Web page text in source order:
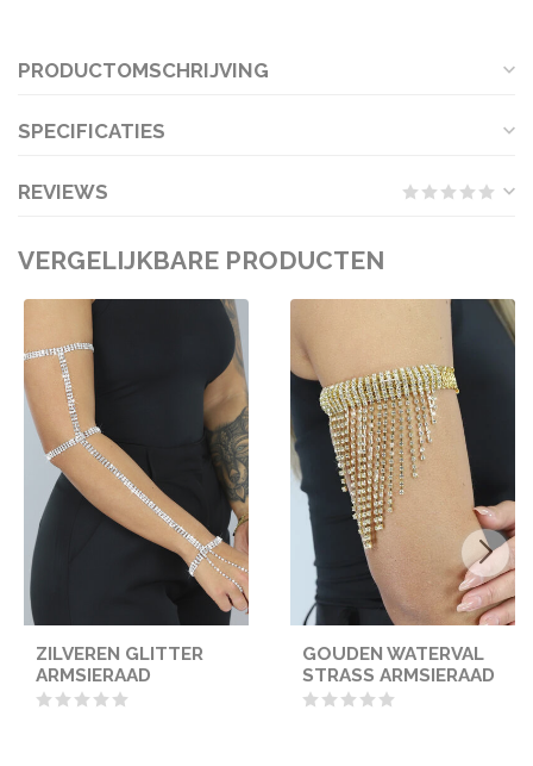
PRODUCTOMSCHRIJVING
SPECIFICATIES
REVIEWS
VERGELIJKBARE PRODUCTEN
ZILVEREN GLITTER
ARMSIERAAD
GOUDEN WATERVAL
STRASS ARMSIERAAD